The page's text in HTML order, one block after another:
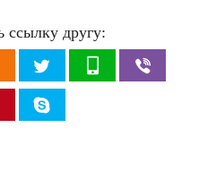
ссылку другу: